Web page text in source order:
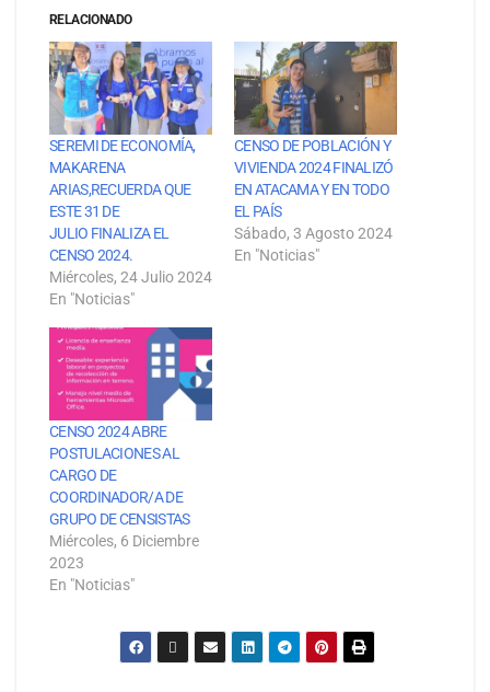
RELACIONADO
SEREMI DE ECONOMÍA,
MAKARENA
ARIAS,RECUERDA QUE
ESTE 31 DE
JULIO FINALIZA EL
CENSO 2024.
Miércoles, 24 Julio 2024
En "Noticias"
CENSO DE POBLACIÓN Y
VIVIENDA 2024 FINALIZÓ
EN ATACAMA Y EN TODO
EL PAÍS
Sábado, 3 Agosto 2024
En "Noticias"
CENSO 2024 ABRE
POSTULACIONES AL
CARGO DE
COORDINADOR/A DE
GRUPO DE CENSISTAS
Miércoles, 6 Diciembre
2023
En "Noticias"